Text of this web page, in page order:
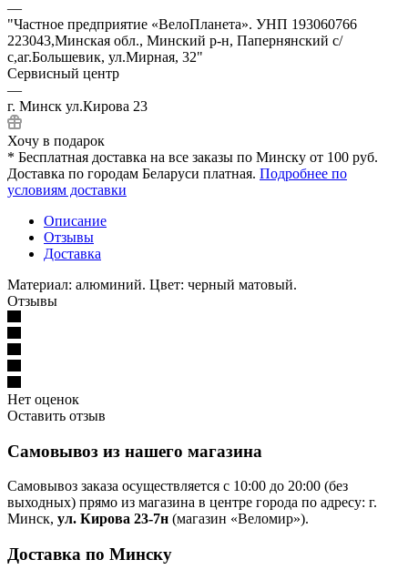
—
"Частное предприятие «ВелоПланета». УНП 193060766
223043,Минская обл., Минский р-н, Папернянский с/
с,аг.Большевик, ул.Мирная, 32"
Сервисный центр
—
г. Минск ул.Кирова 23
Хочу в подарок
* Бесплатная доставка на все заказы по Минску от 100 руб.
Доставка по городам Беларуси платная. Подробнее по
условиям доставки
Описание
Отзывы
Доставка
Материал: алюминий. Цвет: черный матовый.
Отзывы
Нет оценок
Оставить отзыв
Самовывоз из нашего магазина
Самовывоз заказа осуществляется с 10:00 до 20:00 (без
выходных) прямо из магазина в центре города по адресу: г.
Минск, ул. Кирова 23-7н (магазин «Веломир»).
Доставка по Минску